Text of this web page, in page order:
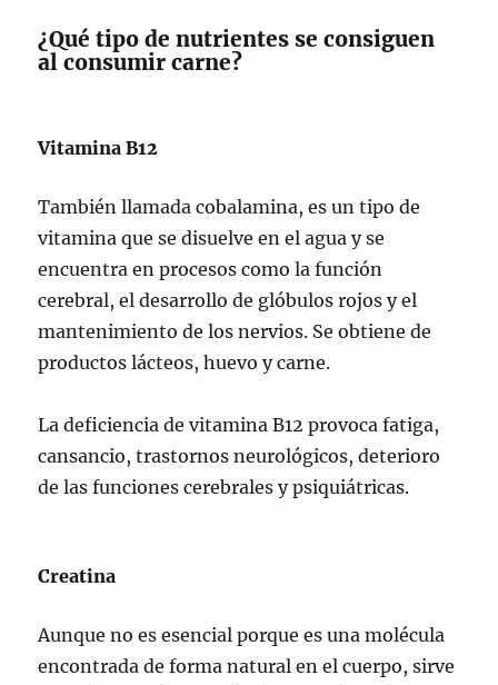
¿Qué tipo de nutrientes se consiguen
al consumir carne?
Vitamina B12
También llamada cobalamina, es un tipo de
vitamina que se disuelve en el agua y se
encuentra en procesos como la función
cerebral, el desarrollo de glóbulos rojos y el
mantenimiento de los nervios. Se obtiene de
productos lácteos, huevo y carne.
La deficiencia de vitamina B12 provoca fatiga,
cansancio, trastornos neurológicos, deterioro
de las funciones cerebrales y psiquiátricas.
Creatina
Aunque no es esencial porque es una molécula
encontrada de forma natural en el cuerpo, sirve